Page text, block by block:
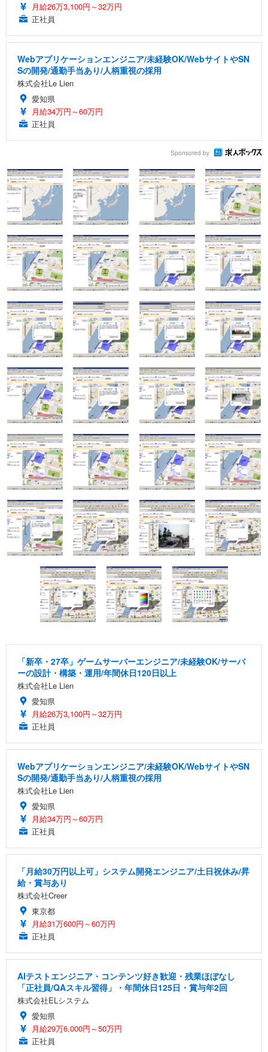
月給26万3,100円～32万円
正社員
Webアプリケーションエンジニア/未経験OK/WebサイトやSN
Sの開発/通勤手当あり/人柄重視の採用
株式会社Le Lien
愛知県
月給34万円～60万円
正社員
Sponsored by
「新卒・27卒」ゲームサーバーエンジニア/未経験OK/サーバ
ーの設計・構築・運用/年間休日120日以上
株式会社Le Lien
愛知県
月給26万3,100円～32万円
正社員
Webアプリケーションエンジニア/未経験OK/WebサイトやSN
Sの開発/通勤手当あり/人柄重視の採用
株式会社Le Lien
愛知県
月給34万円～60万円
正社員
「月給30万円以上可」システム開発エンジニア/土日祝休み/昇
給・賞与あり
株式会社Creer
東京都
月給31万600円～60万円
正社員
AIテストエンジニア・コンテンツ好き歓迎・残業ほぼなし
「正社員/QAスキル習得」・年間休日125日・賞与年2回
株式会社ELシステム
愛知県
月給29万6,000円～50万円
正社員